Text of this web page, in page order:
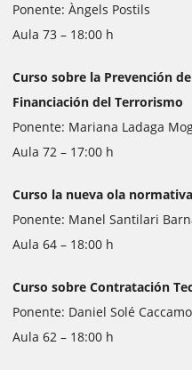
Ponente: Àngels Postils
Aula 73 – 18:00 h
Curso sobre la Prevención
Financiación del Terrorismo
Ponente: Mariana Ladaga
Aula 72 – 17:00 h
Curso la nueva ola
Ponente: Manel Santilari
Aula 64 – 18:00 h
Curso sobre Contratación
Ponente: Daniel Solé Caccamo
Aula 62 – 18:00 h